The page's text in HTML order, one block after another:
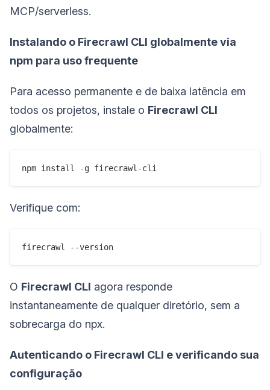
MCP/serverless.
Instalando o Firecrawl CLI globalmente via
npm para uso frequente
Para acesso permanente e de baixa latência em
todos os projetos, instale o Firecrawl CLI
globalmente:
npm install -g firecrawl-cli
Verifique com:
firecrawl --version
O Firecrawl CLI agora responde
instantaneamente de qualquer diretório, sem a
sobrecarga do npx.
Autenticando o Firecrawl CLI e verificando sua
configuração